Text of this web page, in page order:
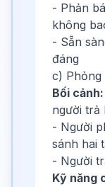
- Phản
không
- Sẵn
đáng
c) Phỏng
Bối cảnh:
người trả
- Người
sánh hai
- Người
Kỹ năng